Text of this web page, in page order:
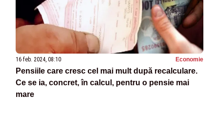
16 feb. 2024, 08:10 Economie
Pensiile care cresc cel mai mult după recalculare.
Ce se ia, concret, în calcul, pentru o pensie mai
mare